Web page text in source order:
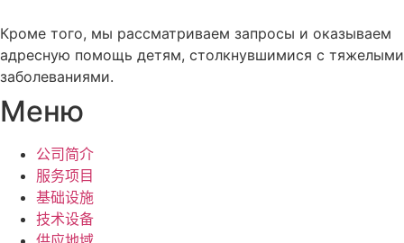
Кроме того, мы рассматриваем запросы и оказываем
адресную помощь детям, столкнувшимися с тяжелыми
заболеваниями.
Меню
公司简介
服务项目
基础设施
技术设备